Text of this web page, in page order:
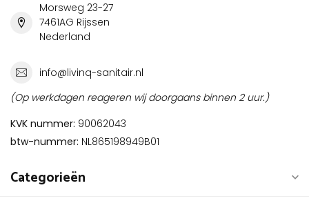
Morsweg 23-27
7461AG Rijssen
Nederland
info@livinq-sanitair.nl
(Op werkdagen reageren wij doorgaans binnen 2 uur.)
KVK nummer: 90062043
btw-nummer: NL865198949B01
Categorieën